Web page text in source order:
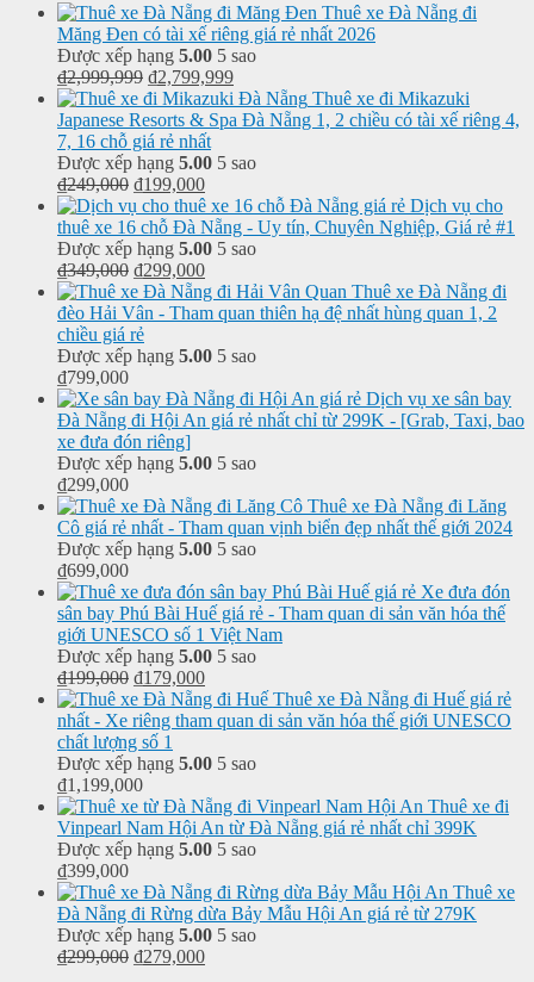
Thuê xe Đà Nẵng đi
Măng Đen có tài xế riêng giá rẻ nhất 2026
Được xếp hạng 5.00 5 sao
₫2,999,999 ₫2,799,999
Thuê xe đi Mikazuki
Japanese Resorts & Spa Đà Nẵng 1, 2 chiều có tài xế riêng 4,
7, 16 chỗ giá rẻ nhất
Được xếp hạng 5.00 5 sao
₫249,000 ₫199,000
Dịch vụ cho
thuê xe 16 chỗ Đà Nẵng - Uy tín, Chuyên Nghiệp, Giá rẻ #1
Được xếp hạng 5.00 5 sao
₫349,000 ₫299,000
Thuê xe Đà Nẵng đi
đèo Hải Vân - Tham quan thiên hạ đệ nhất hùng quan 1, 2
chiều giá rẻ
Được xếp hạng 5.00 5 sao
₫799,000
Dịch vụ xe sân bay
Đà Nẵng đi Hội An giá rẻ nhất chỉ từ 299K - [Grab, Taxi, bao
xe đưa đón riêng]
Được xếp hạng 5.00 5 sao
₫299,000
Thuê xe Đà Nẵng đi Lăng
Cô giá rẻ nhất - Tham quan vịnh biển đẹp nhất thế giới 2024
Được xếp hạng 5.00 5 sao
₫699,000
Xe đưa đón
sân bay Phú Bài Huế giá rẻ - Tham quan di sản văn hóa thế
giới UNESCO số 1 Việt Nam
Được xếp hạng 5.00 5 sao
₫199,000 ₫179,000
Thuê xe Đà Nẵng đi Huế giá rẻ
nhất - Xe riêng tham quan di sản văn hóa thế giới UNESCO
chất lượng số 1
Được xếp hạng 5.00 5 sao
₫1,199,000
Thuê xe đi
Vinpearl Nam Hội An từ Đà Nẵng giá rẻ nhất chỉ 399K
Được xếp hạng 5.00 5 sao
₫399,000
Thuê xe
Đà Nẵng đi Rừng dừa Bảy Mẫu Hội An giá rẻ từ 279K
Được xếp hạng 5.00 5 sao
₫299,000 ₫279,000